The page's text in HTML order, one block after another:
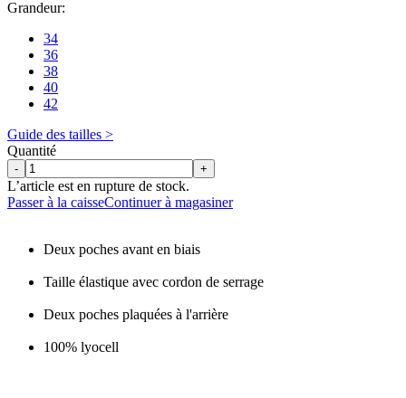
Grandeur:
34
36
38
40
42
Guide des tailles >
Quantité
- +
L’article est en rupture de stock.
Passer à la caisseContinuer à magasiner
Deux poches avant en biais
Taille élastique avec cordon de serrage
Deux poches plaquées à l'arrière
100% lyocell